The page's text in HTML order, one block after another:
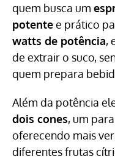
quem busca um
potentee prático
watts de potência,
de extrair o suco,
quem prepara
Além da potência
dois cones, um
oferecendo mais
diferentes frutas